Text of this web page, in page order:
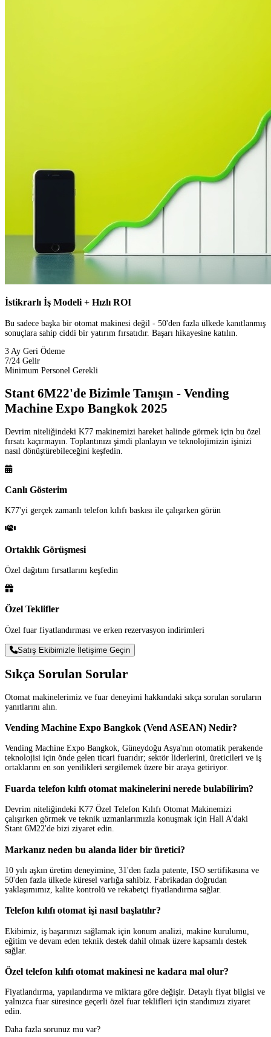
İstikrarlı İş Modeli + Hızlı ROI
Bu sadece başka bir otomat makinesi değil - 50'den fazla ülkede kanıtlanmış
sonuçlara sahip ciddi bir yatırım fırsatıdır. Başarı hikayesine katılın.
3 Ay Geri Ödeme
7/24 Gelir
Minimum Personel Gerekli
Stant 6M22'de Bizimle Tanışın - Vending
Machine Expo Bangkok 2025
Devrim niteliğindeki K77 makinemizi hareket halinde görmek için bu özel
fırsatı kaçırmayın. Toplantınızı şimdi planlayın ve teknolojimizin işinizi
nasıl dönüştürebileceğini keşfedin.
Canlı Gösterim
K77'yi gerçek zamanlı telefon kılıfı baskısı ile çalışırken görün
Ortaklık Görüşmesi
Özel dağıtım fırsatlarını keşfedin
Özel Teklifler
Özel fuar fiyatlandırması ve erken rezervasyon indirimleri
Satış Ekibimizle İletişime Geçin
Sıkça Sorulan Sorular
Otomat makinelerimiz ve fuar deneyimi hakkındaki sıkça sorulan soruların
yanıtlarını alın.
Vending Machine Expo Bangkok (Vend ASEAN) Nedir?
Vending Machine Expo Bangkok, Güneydoğu Asya'nın otomatik perakende
teknolojisi için önde gelen ticari fuarıdır; sektör liderlerini, üreticileri ve iş
ortaklarını en son yenilikleri sergilemek üzere bir araya getiriyor.
Fuarda telefon kılıfı otomat makinelerini nerede bulabilirim?
Devrim niteliğindeki K77 Özel Telefon Kılıfı Otomat Makinemizi
çalışırken görmek ve teknik uzmanlarımızla konuşmak için Hall A'daki
Stant 6M22'de bizi ziyaret edin.
Markanız neden bu alanda lider bir üretici?
10 yılı aşkın üretim deneyimine, 31'den fazla patente, ISO sertifikasına ve
50'den fazla ülkede küresel varlığa sahibiz. Fabrikadan doğrudan
yaklaşımımız, kalite kontrolü ve rekabetçi fiyatlandırma sağlar.
Telefon kılıfı otomat işi nasıl başlatılır?
Ekibimiz, iş başarınızı sağlamak için konum analizi, makine kurulumu,
eğitim ve devam eden teknik destek dahil olmak üzere kapsamlı destek
sağlar.
Özel telefon kılıfı otomat makinesi ne kadara mal olur?
Fiyatlandırma, yapılandırma ve miktara göre değişir. Detaylı fiyat bilgisi ve
yalnızca fuar süresince geçerli özel fuar teklifleri için standımızı ziyaret
edin.
Daha fazla sorunuz mu var?